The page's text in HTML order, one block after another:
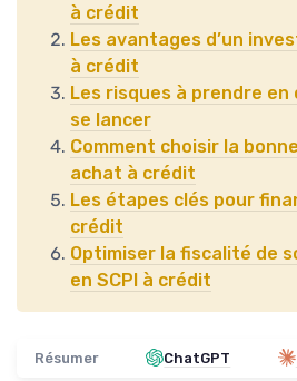
à crédit
Les avantages d’un
à crédit
Les risques à prendre
se lancer
Comment choisir la
achat à crédit
Les étapes clés pour
crédit
Optimiser la fiscalité de
en SCPI à crédit
Résumer ChatGPT